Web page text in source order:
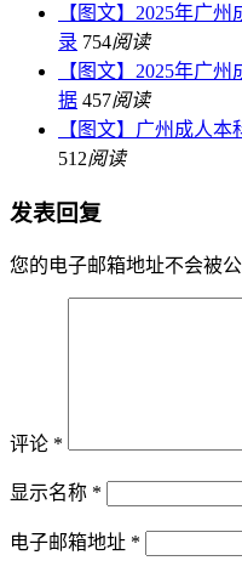
【图文】2025年广
录 754阅读
【图文】2025年广
据 457阅读
【图文】广州成人
512阅读
发表回复
您的电子邮箱地址不会被公
评论 *
显示名称 *
电子邮箱地址 *